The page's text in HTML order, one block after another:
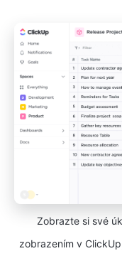
Zobrazte si své
zobrazením v